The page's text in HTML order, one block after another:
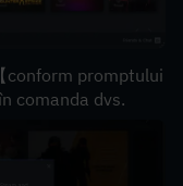
conform promptului
comanda dvs.